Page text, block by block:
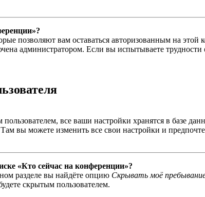
позволяют вам оставаться авторизованным на
администратором. Если вы испытываете
пользователем, все ваши настройки хранятся в базе
вы можете изменить все свои настройки и
«Кто сейчас на конференции»?
разделе вы найдёте опцию Скрывать моё
скрытым пользователем.